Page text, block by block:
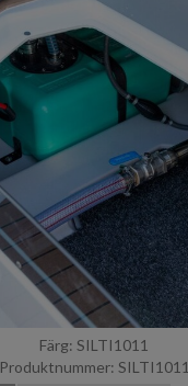
Färg: SILTI1011
Produktnummer: SILTI1011